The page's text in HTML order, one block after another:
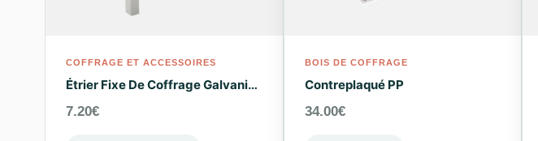
COFFRAGE ET ACCESSOIRES
Étrier Fixe De Coffrage Galvanisé 20 Cm
7.20€
BOIS DE COFFRAGE
Contreplaqué PP
34.00€